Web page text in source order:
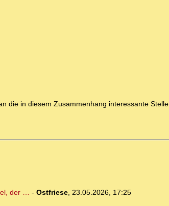
die in diesem Zusammenhang interessante
der … - Ostfriese, 23.05.2026, 17:25